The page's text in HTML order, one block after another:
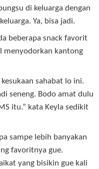
di keluarga dengan
Ya, bisa jadi.
beberapa snack favorit
menyodorkan kantong
sahabat lo ini.
seneng. Bodo amat dulu
itu.” kata Keyla sedikit
sampe lebih banyakan
favoritnya gue.
yang bisikin gue kali